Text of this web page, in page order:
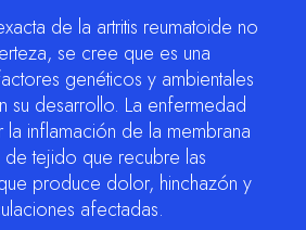
de la artritis reumatoide no
se cree que es una
genéticos y ambientales
su desarrollo. La enfermedad
inflamación de la membrana
de tejido que recubre las
produce dolor, hinchazón y
afectadas.